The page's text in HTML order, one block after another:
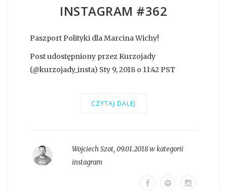
INSTAGRAM #362
Paszport Polityki dla Marcina Wichy!
Post udostępniony przez Kurzojady
(@kurzojady_insta) Sty 9, 2018 o 11:42 PST
CZYTAJ DALEJ
Wojciech Szot, 09.01.2018 w kategorii
instagram